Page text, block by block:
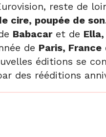
reste de
cire, poupée de son
Babacaret de Ella,
de Paris, France
éditions se
des rééditions